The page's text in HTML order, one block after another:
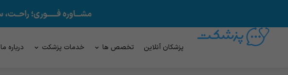
پزشکان آنلاین تخصص ها خدمات پزشکت درباره ما